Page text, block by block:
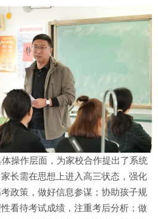
操作层面，为家校合作提出了系统
长需在思想上进入高三状态，强化
政策，做好信息参谋；协助孩子规
看待考试成绩，注重考后分析；做